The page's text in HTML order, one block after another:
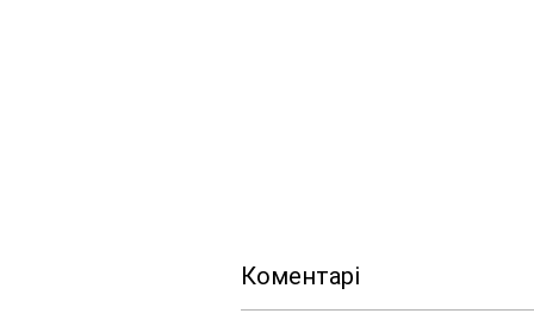
Коментарі